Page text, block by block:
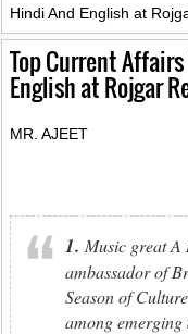
Hindi And English at
Top Current
English at Rojgar
MR. AJEET
1. Music great A
ambassador of
Season of
among emerging